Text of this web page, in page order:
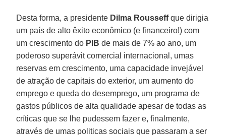
Desta forma, a presidente Dilma Rousseffque dirigia
um país de alto êxito econômico (e financeiro!) com
um crescimento do PIB de mais de 7% ao ano, um
poderoso superávit comercial internacional, umas
reservas em crescimento, uma capacidade invejável
de atração de capitais do exterior, um aumento do
emprego e queda do desemprego, um programa de
gastos públicos de alta qualidade apesar de todas as
críticas que se lhe pudessem fazer e, finalmente,
através de umas politicas sociais que passaram a ser